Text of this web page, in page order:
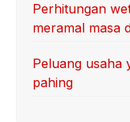
Perhitungan
meramal masa
Peluang
pahing